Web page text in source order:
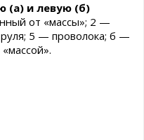
(а) и левую (б)
от «массы»; 2 —
5 — проволока; б —